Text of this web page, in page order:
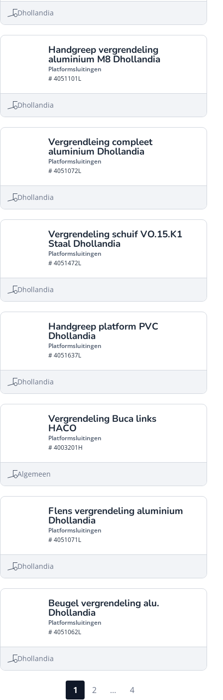
Dhollandia
Handgreep vergrendeling
aluminium M8 Dhollandia
Platformsluitingen
# 4051101L
Dhollandia
Vergrendleing compleet
aluminium Dhollandia
Platformsluitingen
# 4051072L
Dhollandia
Vergrendeling schuif VO.15.K1
Staal Dhollandia
Platformsluitingen
# 4051472L
Dhollandia
Handgreep platform PVC
Dhollandia
Platformsluitingen
# 4051637L
Dhollandia
Vergrendeling Buca links
HACO
Platformsluitingen
# 4003201H
Algemeen
Flens vergrendeling aluminium
Dhollandia
Platformsluitingen
# 4051071L
Dhollandia
Beugel vergrendeling alu.
Dhollandia
Platformsluitingen
# 4051062L
Dhollandia
1 2 … 4